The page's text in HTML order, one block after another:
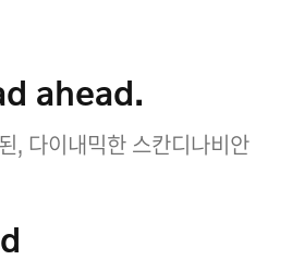
ahead.
, 다이내믹한 스칸디나비안